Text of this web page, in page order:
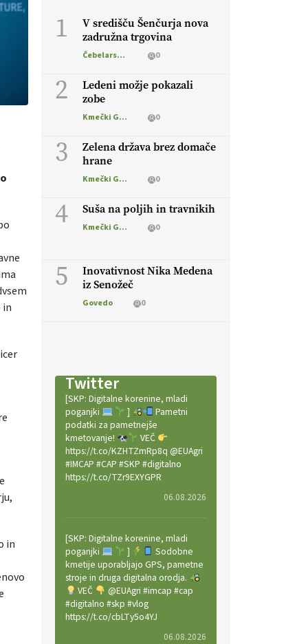
in
in
1
V središču Šenčurja nova
zadružna trgovina
Čebelarstvo 0
2
Ledeni možje pokazali
zobe
Kmečki Glas 0
3
Zelena država brez domače
hrane
Kmečki Glas 0
4 Suša na poljih in travnikih
Kmečki Glas 0
5
Inovativnost Nika Medena
iz Senožeč
Govedo 0
Twitter
[SKP: Digitalne korenine, mladi
poganjki
]
Pametni
podatki za pametnejše
kmetovanje!
VEČ
https://t.co/KZHTZmRp8q @EUAgri
#IMCAP #CAP #SKP #digitalno
https://t.co/TZr9EXYGPR
06.08.2026
[SKP: Digitalne korenine, mladi
poganjki
]
Sodobne
kmetije uporabljajo GPS, pametne
stroje in druga digitalna orodja.
VEČ
@EUAgri #imcap #cap
#digitalno #skp #vlog
https://t.co/cbLTy5o4YJ
06.08.2026